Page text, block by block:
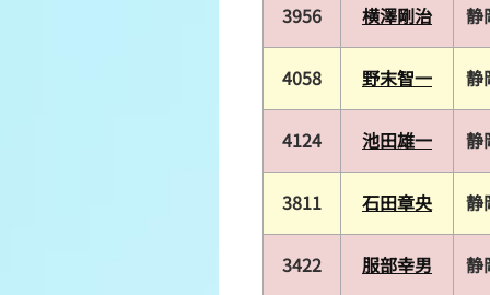
3956 横澤剛治 静
4058 野末智一 静
4124 池田雄一 静
3811 石田章央 静
3422 服部幸男 静